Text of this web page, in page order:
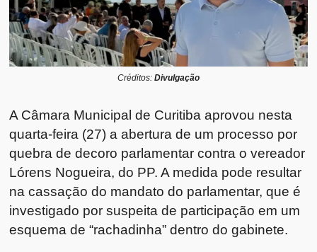
Créditos: Divulgação
A Câmara Municipal de Curitiba aprovou nesta
quarta-feira (27) a abertura de um processo por
quebra de decoro parlamentar contra o vereador
Lórens Nogueira, do PP. A medida pode resultar
na cassação do mandato do parlamentar, que é
investigado por suspeita de participação em um
esquema de “rachadinha” dentro do gabinete.